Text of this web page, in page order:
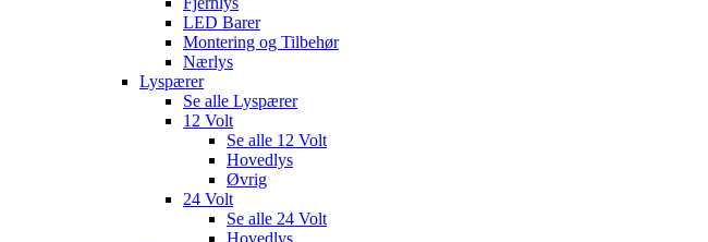
LED Barer
Montering og Tilbehør
Nærlys
Lyspærer
Se alle Lyspærer
12 Volt
Se alle 12 Volt
Hovedlys
Øvrig
24 Volt
Se alle 24 Volt
Hovedlys